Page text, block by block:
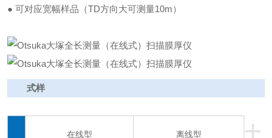
● 可对应宽幅样品（TD方向大可测量10m）
式样
+
在线型 离线型